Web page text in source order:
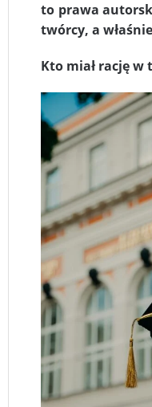
to prawa
twórcy, a
Kto miał rację w